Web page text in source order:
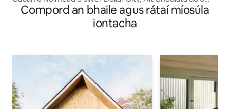
dhuine
Compord an bhaile agus rátaí míosúla
iontacha